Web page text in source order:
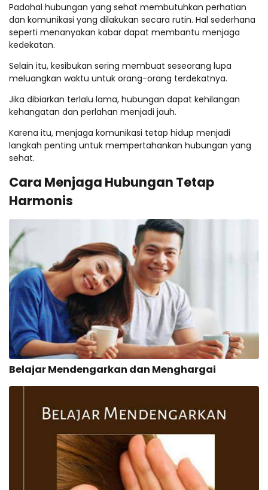
Padahal hubungan yang sehat membutuhkan perhatian
dan komunikasi yang dilakukan secara rutin. Hal sederhana
seperti menanyakan kabar dapat membantu menjaga
kedekatan.
Selain itu, kesibukan sering membuat seseorang lupa
meluangkan waktu untuk orang-orang terdekatnya.
Jika dibiarkan terlalu lama, hubungan dapat kehilangan
kehangatan dan perlahan menjadi jauh.
Karena itu, menjaga komunikasi tetap hidup menjadi
langkah penting untuk mempertahankan hubungan yang
sehat.
Cara Menjaga Hubungan Tetap
Harmonis
Belajar Mendengarkan dan Menghargai